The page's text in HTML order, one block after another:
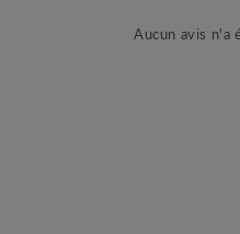
Aucun avis n'a